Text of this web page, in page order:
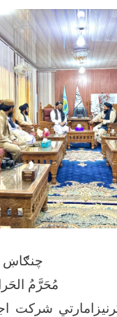
۱۷ چنګاښ ۱۴۰۵ هـ.ش
۲۲ مُحَرَّمُ الحَرام
شرکت